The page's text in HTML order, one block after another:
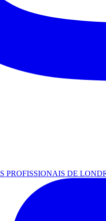
PROFISSIONAIS DE